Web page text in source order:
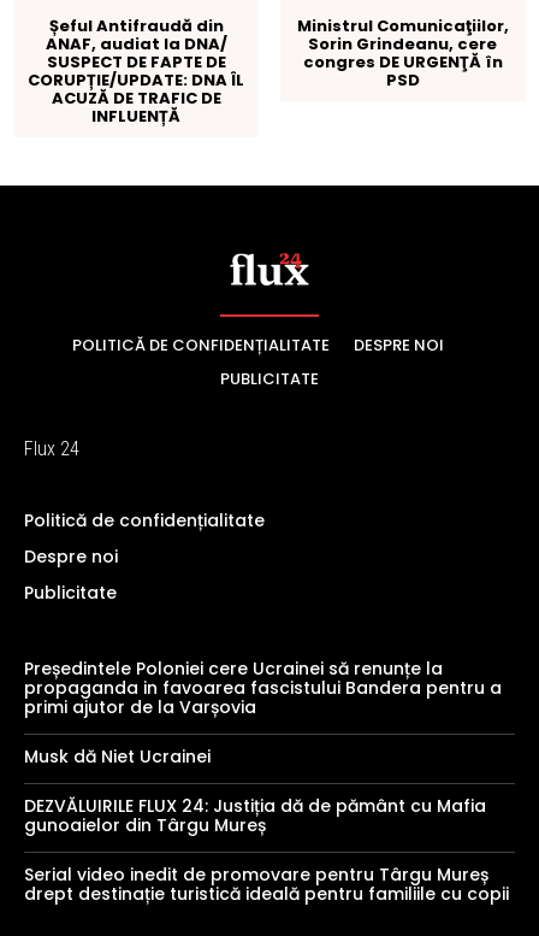
POLITICĂ DE CONFIDENȚIALITATE
DESPRE NOI
PUBLICITATE
Flux 24
Politică de confidențialitate
Despre noi
Publicitate
Președintele Poloniei cere Ucrainei să renunțe la
propaganda in favoarea fascistului Bandera pentru a
primi ajutor de la Varșovia
Musk dă Niet Ucrainei
DEZVĂLUIRILE FLUX 24: Justiția dă de pământ cu Mafia
gunoaielor din Târgu Mureș
Serial video inedit de promovare pentru Târgu Mureș
drept destinație turistică ideală pentru familiile cu copii